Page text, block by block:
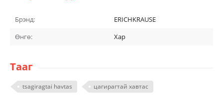
Брэнд:
ERICHKRAUSE
Өнгө:
Хар
Тааг
tsagiragtai havtas цагирагтай хавтас